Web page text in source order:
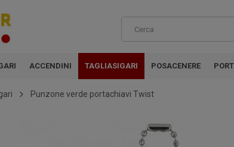
ACCENDINI TAGLIASIGARI POSACENERE
Punzone verde portachiavi Twist